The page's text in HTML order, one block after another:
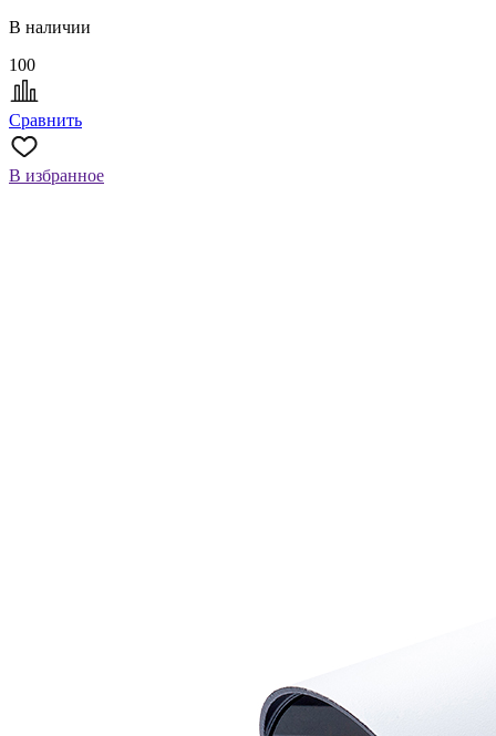
В наличии
100
Сравнить
В избранное